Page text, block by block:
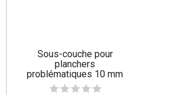
Sous-couche pour
planchers
problématiques 10 mm
Tullus